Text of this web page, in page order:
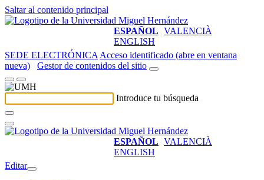
Saltar al contenido principal
ESPAÑOL VALENCIÀ
ENGLISH
SEDE ELECTRÓNICA Acceso identificado (abre en ventana
nueva)
Gestor de contenidos del sitio
Introduce tu búsqueda
ESPAÑOL VALENCIÀ
ENGLISH
Editar